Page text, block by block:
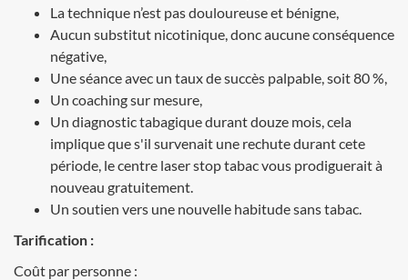
La technique n’est pas douloureuse et bénigne,
Aucun substitut nicotinique, donc aucune conséquence
négative,
Une séance avec un taux de succès palpable, soit 80 %,
Un coaching sur mesure,
Un diagnostic tabagique durant douze mois, cela
implique que s'il survenait une rechute durant cete
période, le centre laser stop tabac vous prodiguerait à
nouveau gratuitement.
Un soutien vers une nouvelle habitude sans tabac.
Tarification :
Coût par personne :